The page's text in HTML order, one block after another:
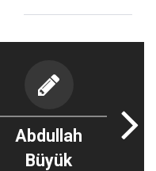
Abdullah
Büyük